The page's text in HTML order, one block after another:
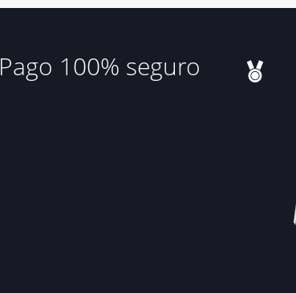
Pago 100% seguro